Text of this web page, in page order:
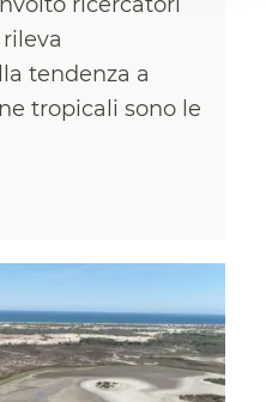
tendenza a
tropicali sono le